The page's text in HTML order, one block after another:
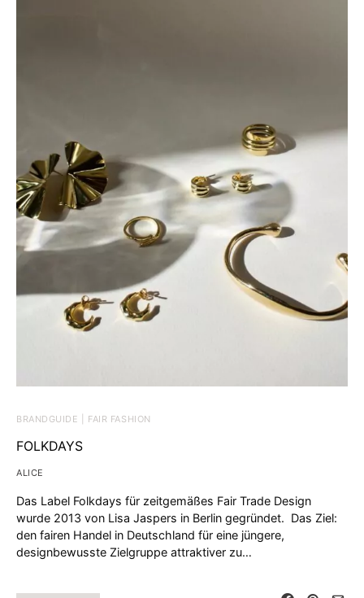
BRANDGUIDE | FAIR FASHION
FOLKDAYS
ALICE
Das Label Folkdays für zeitgemäßes Fair Trade Design
wurde 2013 von Lisa Jaspers in Berlin gegründet. Das Ziel:
den fairen Handel in Deutschland für eine jüngere,
designbewusste Zielgruppe attraktiver zu…